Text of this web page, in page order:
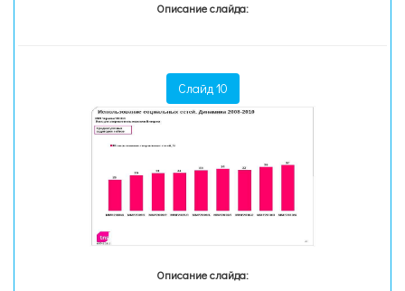
Описание слайда:
Слайд 10
Описание слайда: